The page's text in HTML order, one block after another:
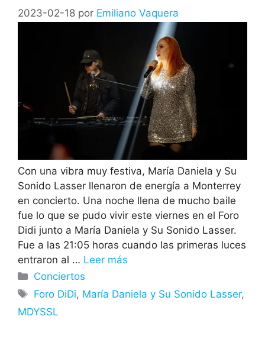
2023-02-18 por Emiliano Vaquera
Con una vibra muy festiva, María Daniela y Su
Sonido Lasser llenaron de energía a Monterrey
en concierto. Una noche llena de mucho baile
fue lo que se pudo vivir este viernes en el Foro
Didi junto a María Daniela y Su Sonido Lasser.
Fue a las 21:05 horas cuando las primeras luces
entraron al … Leer más
Categorías
Conciertos
Etiquetas
Foro DiDi, María Daniela y Su Sonido Lasser,
MDYSSL